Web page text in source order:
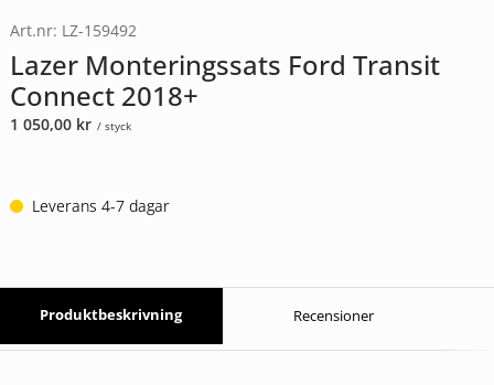
Art.nr: LZ-159492
Lazer Monteringssats Ford Transit
Connect 2018+
1 050,00 kr / styck
Leverans 4-7 dagar
Produktbeskrivning Recensioner